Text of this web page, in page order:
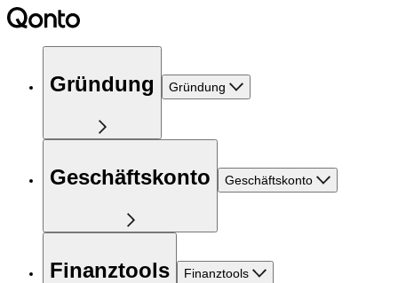
Gründung Gründung
Geschäftskonto Geschäftskonto
Finanztools Finanztools